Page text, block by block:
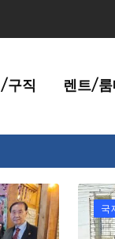
구직 렌트/
국